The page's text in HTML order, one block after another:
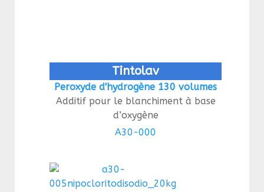
Tintolav
Peroxyde d'hydrogène 130 volumes
Additif pour le blanchiment à base
d’oxygène
A30-000